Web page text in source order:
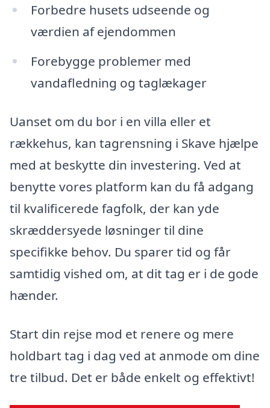
Forbedre husets udseende og
værdien af ejendommen
Forebygge problemer med
vandafledning og taglækager
Uanset om du bor i en villa eller et
rækkehus, kan tagrensning i Skave hjælpe
med at beskytte din investering. Ved at
benytte vores platform kan du få adgang
til kvalificerede fagfolk, der kan yde
skræddersyede løsninger til dine
specifikke behov. Du sparer tid og får
samtidig vished om, at dit tag er i de gode
hænder.
Start din rejse mod et renere og mere
holdbart tag i dag ved at anmode om dine
tre tilbud. Det er både enkelt og effektivt!